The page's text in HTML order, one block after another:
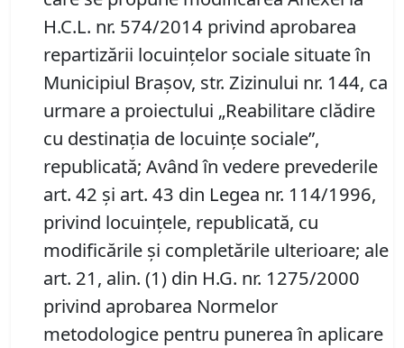
H.C.L. nr. 574/2014 privind aprobarea
repartizării locuinţelor sociale situate în
Municipiul Braşov, str. Zizinului nr. 144, ca
urmare a proiectului „Reabilitare clădire
cu destinaţia de locuinţe sociale”,
republicată; Având în vedere prevederile
art. 42 și art. 43 din Legea nr. 114/1996,
privind locuințele, republicată, cu
modificările și completările ulterioare; ale
art. 21, alin. (1) din H.G. nr. 1275/2000
privind aprobarea Normelor
metodologice pentru punerea în aplicare